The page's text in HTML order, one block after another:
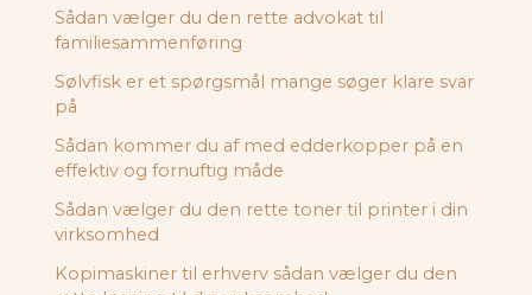
Sådan vælger du den rette advokat til
familiesammenføring
Sølvfisk er et spørgsmål mange søger klare svar
på
Sådan kommer du af med edderkopper på en
effektiv og fornuftig måde
Sådan vælger du den rette toner til printer i din
virksomhed
Kopimaskiner til erhverv sådan vælger du den